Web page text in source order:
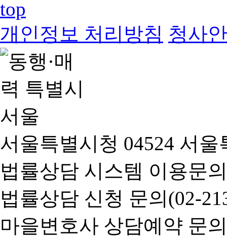
개인정보 처리방침 청사
서울특별시청 04524 서
법률상담 시스템 이용문
법률상담 신청 문의(02-
마을변호사 상담예약 문